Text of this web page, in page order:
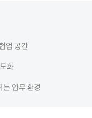
업 공간
화
는 업무 환경